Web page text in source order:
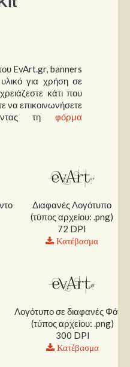
EvArt.gr, banners
για χρήση σε
κάτι που
να επικοινωνήσετε
τη φόρμα
Διαφανές Λογότυπο
(τύπος αρχείου: .png)
72 DPI
Κατέβασμα
Λογότυπο σε διαφανές Φόντο
(τύπος αρχείου: .png)
300 DPI
Κατέβασμα